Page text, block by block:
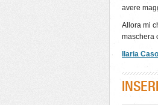
avere
Allora mi
maschera
Ilaria